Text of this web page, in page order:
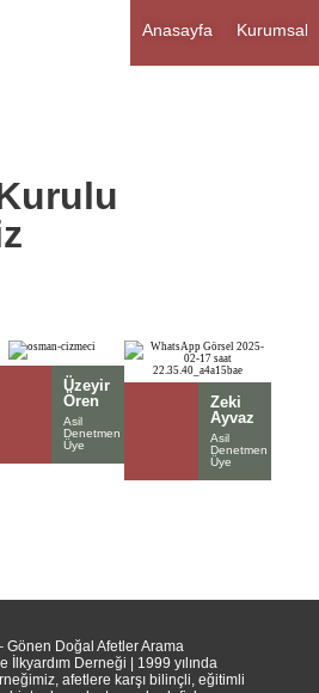
Anasayfa Kurumsal
Üzeyir
Ören
Asil
Denetmen
Üye
Zeki
Ayvaz
Asil
Denetmen
Üye
Gönen Doğal Afetler Arama
İlkyardım Derneği | 1999 yılında
afetlere karşı bilinçli, eğitimli